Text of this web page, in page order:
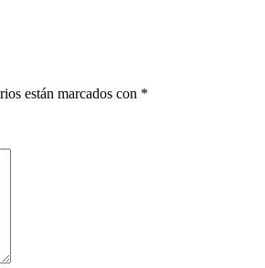
están marcados con *